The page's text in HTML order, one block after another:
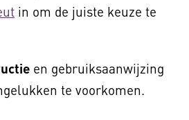
in om de juiste keuze te
en gebruiksaanwijzing
te voorkomen.